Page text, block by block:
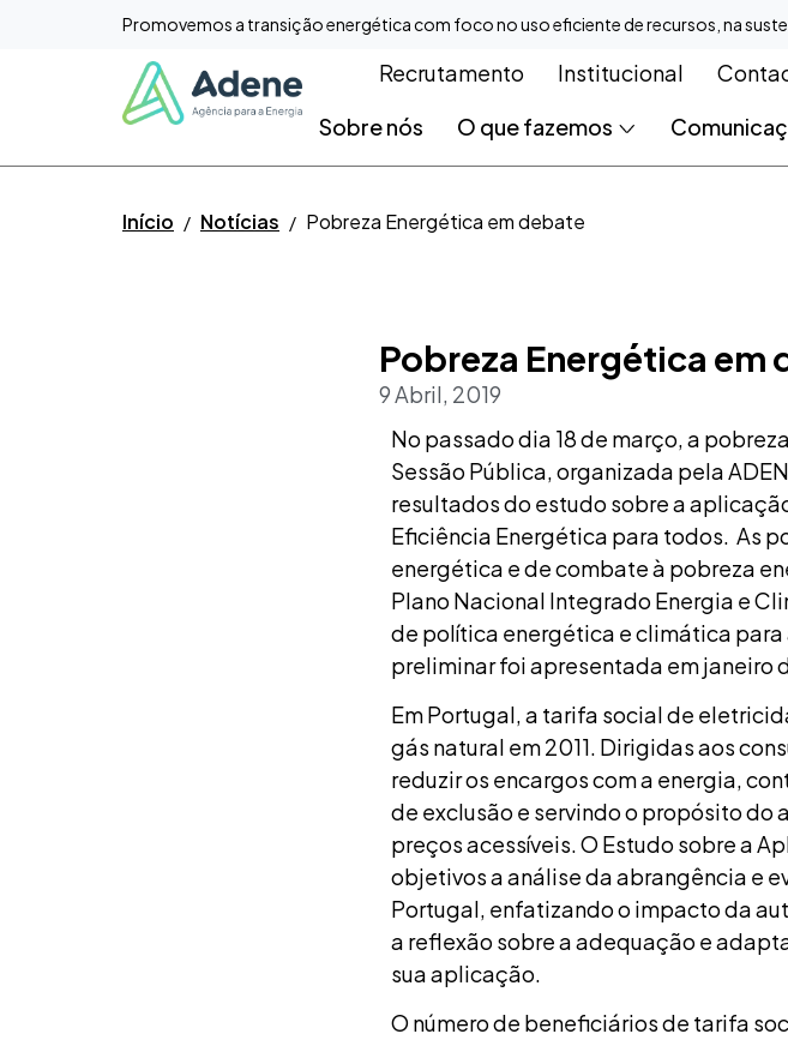
Saltar para o conteúdo
Promovemos a transição energética com foco no uso eficiente de recursos, na
Recrutamento Institucional
Sobre nós O que fazemos
Início Notícias Pobreza Energética em debate
Pobreza Energética em
9 Abril, 2019
No passado dia 18 de março, a
Sessão Pública, organizada pela
resultados do estudo sobre a
Eficiência Energética para todos. As
energética e de combate à pobreza
Plano Nacional Integrado Energia e
de política energética e climática
preliminar foi apresentada em janeiro
Em Portugal, a tarifa social de
gás natural em 2011. Dirigidas aos
reduzir os encargos com a energia,
de exclusão e servindo o propósito do
preços acessíveis. O Estudo sobre a
objetivos a análise da abrangência e
Portugal, enfatizando o impacto da
a reflexão sobre a adequação e
sua aplicação.
O número de beneficiários de tarifa